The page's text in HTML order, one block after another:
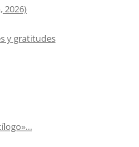
2026)
y gratitudes